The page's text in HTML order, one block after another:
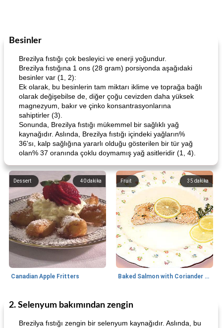
Besinler
Brezilya fıstığı çok besleyici ve enerji yoğundur.
Brezilya fıstığına 1 ons (28 gram) porsiyonda aşağıdaki
besinler var (1, 2):
Ek olarak, bu besinlerin tam miktarı iklime ve toprağa bağlı
olarak değişebilse de, diğer çoğu cevizden daha yüksek
magnezyum, bakır ve çinko konsantrasyonlarına
sahiptirler (3).
Sonunda, Brezilya fıstığı mükemmel bir sağlıklı yağ
kaynağıdır. Aslında, Brezilya fıstığı içindeki yağların%
36'sı, kalp sağlığına yararlı olduğu gösterilen bir tür yağ
olan% 37 oranında çoklu doymamış yağ asitleridir (1, 4).
40dakika
Dessert
Canadian Apple Fritters
35 dakika
Fruit
Baked Salmon with Coriander and Thyme
65dakika
Boneless Chicken Recipes Candy
2. Selenyum bakımından zengin
Brezilya fıstığı zengin bir selenyum kaynağıdır. Aslında, bu